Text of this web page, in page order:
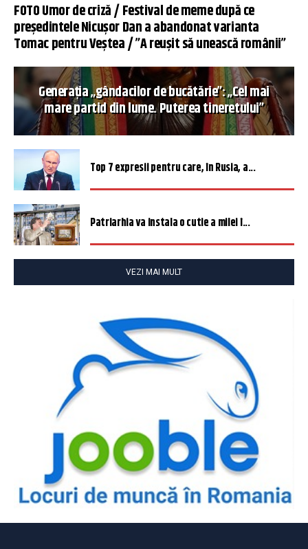
FOTO Umor de criză / Festival de meme după ce
președintele Nicușor Dan a abandonat varianta
Tomac pentru Veștea / ”A reușit să unească românii”
Generația „gândacilor de bucătărie”: „Cel mai
mare partid din lume. Puterea tineretului”
Top 7 expresii pentru care, în Rusia, a...
Patriarhia va instala o cutie a milei î...
VEZI MAI MULT